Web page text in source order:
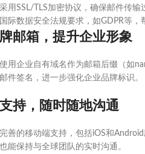
采用SSL/TLS加密协议，确保邮件传
国际数据安全法规要求，如GDPR等，
邮箱，提升企业形象
用企业自有域名作为邮箱后缀（如
件签名，进一步强化企业品牌标识。
持，随时随地沟通
善的移动端支持，包括iOS和
能保持与全球团队的实时沟通。